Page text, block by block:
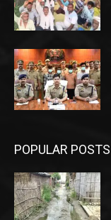
POPULAR POSTS